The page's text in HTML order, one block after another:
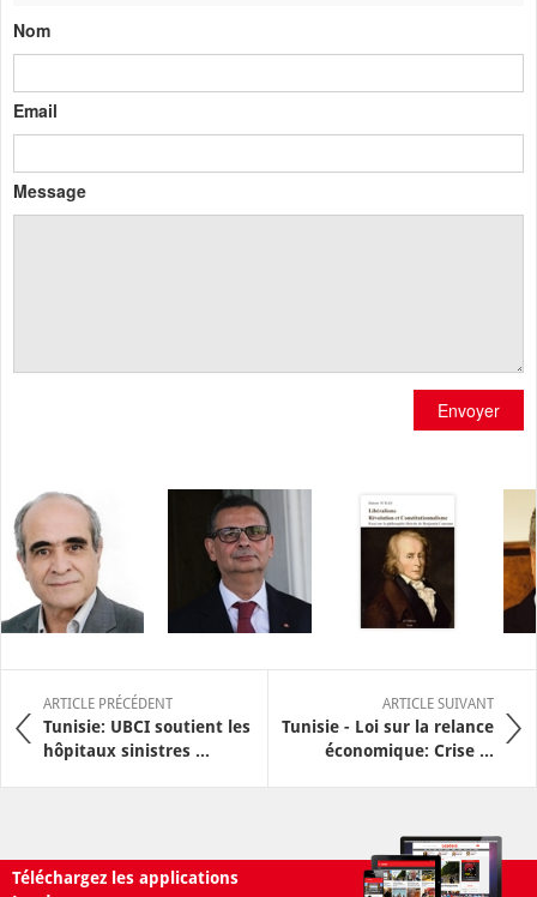
Nom
Email
Message
Envoyer
ARTICLE PRÉCÉDENT
Tunisie: UBCI soutient les
hôpitaux sinistres ...
ARTICLE SUIVANT
Tunisie - Loi sur la relance
économique: Crise ...
Téléchargez les applications